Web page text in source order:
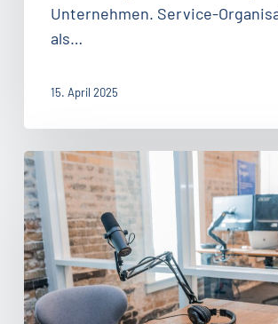
Unternehmen. Service-
als…
15. April 2025
#91:
Mit
Influencern
Kunden
zu
Fans
machen